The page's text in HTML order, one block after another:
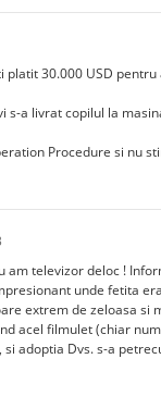
platit 30.000 USD
s-a livrat copilul la
Procedure si nu
am televizor deloc !
unde fetita
extrem de zeloasa si
acel filmulet (chiar
adoptia Dvs. s-a